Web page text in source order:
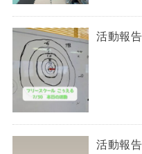
活動報
活動報